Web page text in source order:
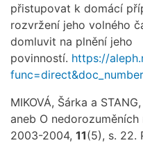
přistupovat k domácí
rozvržení jeho volného
domluvit na plnění jeho
povinností. https://
MIKOVÁ, Šárka a
aneb O nedorozuměních
2003-2004, 11(5), s. 22.